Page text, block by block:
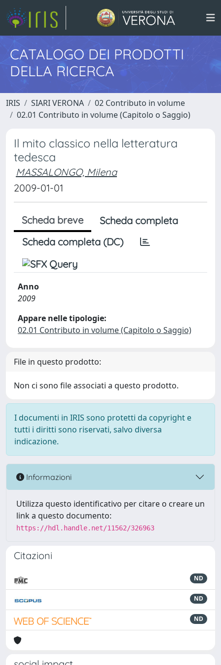
CATALOGO DEI PRODOTTI
DELLA RICERCA
IRIS SIARI VERONA
02 Contributo in volume
02.01 Contributo in volume (Capitolo o Saggio)
Il mito classico nella letteratura
tedesca
MASSALONGO, Milena
2009-01-01
Scheda breve
Scheda completa
Scheda completa (DC)
Anno
2009
Appare nelle tipologie:
02.01 Contributo in volume (Capitolo o Saggio)
File in questo prodotto:
Non ci sono file associati a questo prodotto.
I documenti in IRIS sono protetti da copyright e
tutti i diritti sono riservati, salvo diversa
indicazione.
Informazioni
Utilizza questo identificativo per citare o creare un
link a questo documento:
https://hdl.handle.net/11562/326963
Citazioni
ND
ND
ND